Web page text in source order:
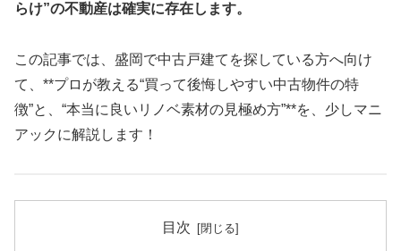
らけ”の不動産は確実に存在します。
この記事では、盛岡で中古戸建てを探している方へ向け
て、**プロが教える“買って後悔しやすい中古物件の特
徴”と、“本当に良いリノベ素材の見極め方”**を、少しマニ
アックに解説します！
目次